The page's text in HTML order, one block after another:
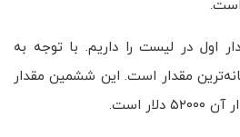
که فقط ۱۱ مقدار اول در لیست را داریم. با توجه به
مقدار است. این ششمین مقدار
است.